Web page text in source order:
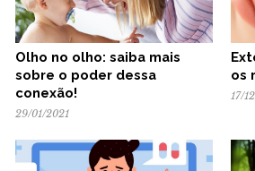
Olho no olho: saiba mais
sobre o poder dessa
conexão!
29/01/2021
os
17/